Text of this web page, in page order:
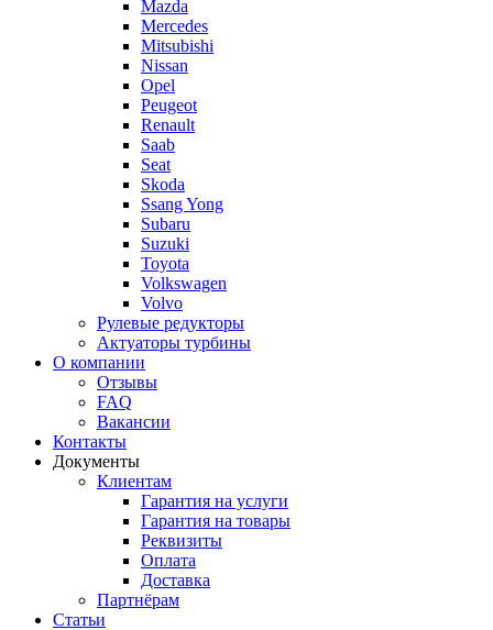
Mazda
Mercedes
Mitsubishi
Nissan
Opel
Peugeot
Renault
Saab
Seat
Skoda
Ssang Yong
Subaru
Suzuki
Toyota
Volkswagen
Volvo
Рулевые редукторы
Актуаторы турбины
О компании
Отзывы
FAQ
Вакансии
Контакты
Документы
Клиентам
Гарантия на услуги
Гарантия на товары
Реквизиты
Оплата
Доставка
Партнёрам
Статьи